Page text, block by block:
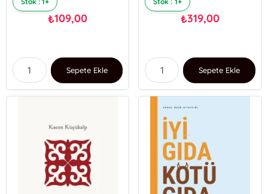
₺109,00
Sepete Ekle
₺319,00
Sepete Ekle